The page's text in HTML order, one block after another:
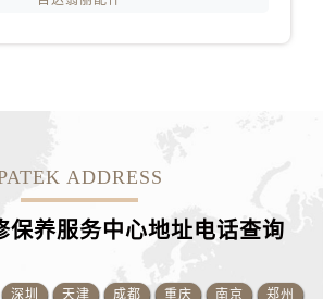
江西省九江市浔阳区浔阳路百达翡丽售后服务中心（需提前预约）
江西省鹰潭市月湖区胜利东路百达翡丽售后服务中心（需提前预约）
山东省东营市东营区济南路百达翡丽售后服务中心（需提前预约）
ADDRESS
保养服务中心地址电话查询
深圳 天津 成都 重庆 南京 郑州